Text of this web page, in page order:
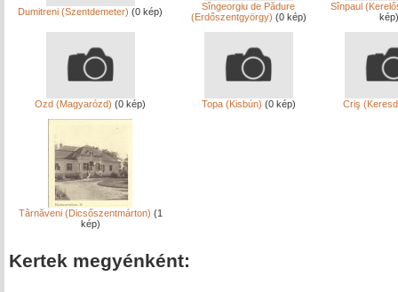
Dumitreni (Szentdemeter) (0 kép)
Sîngeorgiu de Pădure
(Erdőszentgyörgy) (0 kép)
Sînpaul
kép)
Ozd (Magyarózd) (0 kép) Topa (Kisbún) (0 kép) Criş
Târnăveni (Dicsőszentmárton) (1
kép)
Kertek megyénként: